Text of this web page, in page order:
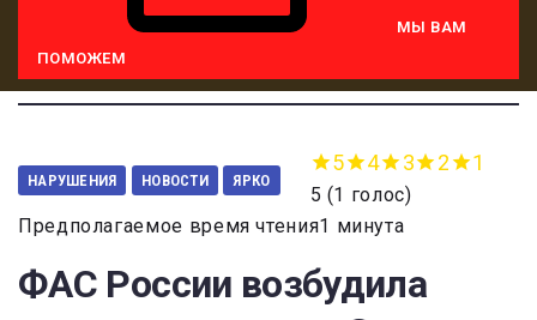
МЫ ВАМ
ПОМОЖЕМ
НАРУШЕНИЯ НОВОСТИ ЯРКО
5 4 3 2 1
5 (1 голос)
Предполагаемое время чтения1 минута
ФАС России возбудила